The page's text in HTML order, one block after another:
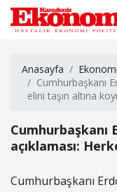
Anasayfa
Ekonomi
Cumhurbaşkanı
elini taşın altına
Cumhurbaşkanı
açıklaması:
Cumhurbaşkanı